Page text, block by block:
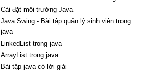
Cài đặt môi trường Java
Java Swing - Bài tập quản lý sinh viên trong
java
LinkedList trong java
ArrayList trong java
Bài tập java có lời giải